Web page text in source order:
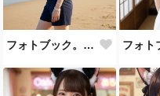
フォトブック。ビーチ